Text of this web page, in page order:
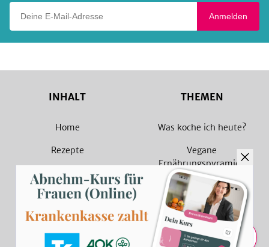
Anmelden
INHALT
Home
Rezepte
Magazin
Sammlungen
Rezept Suche
THEMEN
Was koche ich heute?
Vegane
Ernährungspyramide
Vegane Rezepte
Vegetarische Rezepte